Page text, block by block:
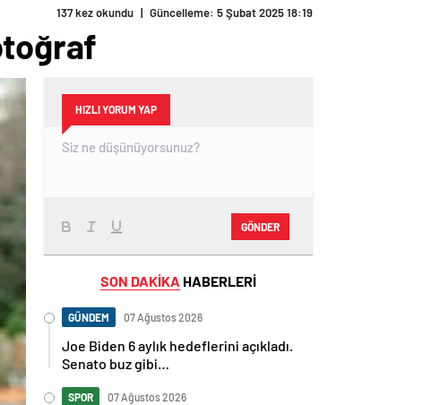
137 kez okundu | Güncelleme: 5 Şubat 2025 18:19
HIZLI YORUM YAP
GÖNDER
SON DAKİKA HABERLERİ
GÜNDEM 07 Ağustos 2026
Joe Biden 6 aylık hedeflerini açıkladı.
Senato buz gibi…
SPOR 07 Ağustos 2026